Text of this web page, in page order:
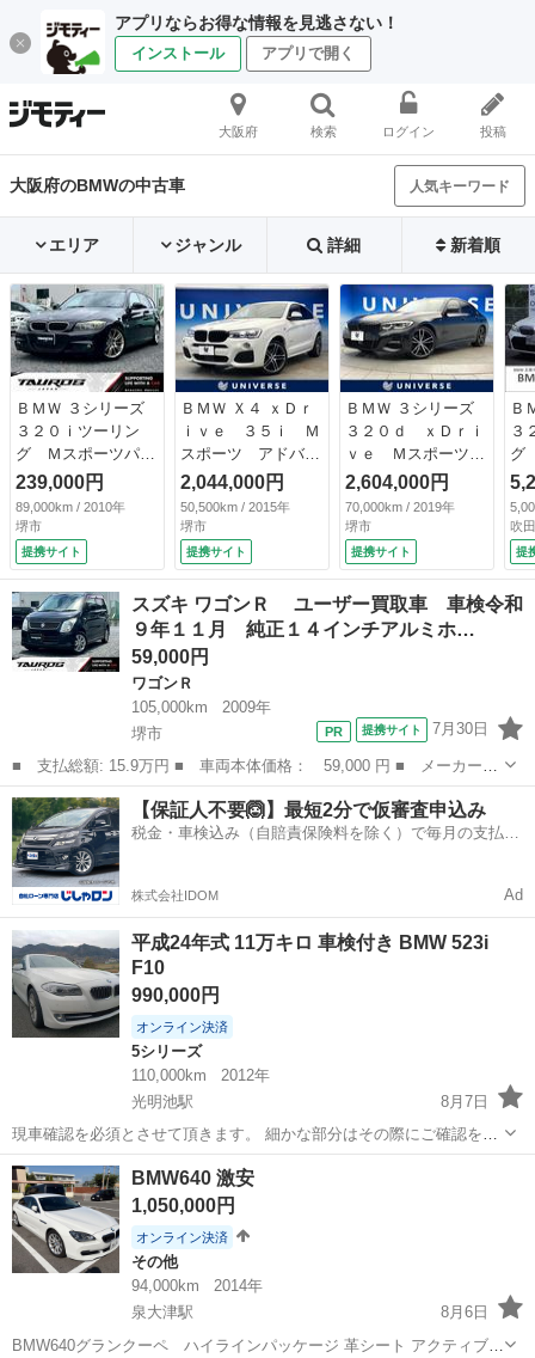
アプリならお得な情報を見逃さない！
インストール アプリで開く
大阪府 検索 ログイン 投稿
大阪府のBMWの中古車 人気キーワード
エリア ジャンル 詳細 新着順
ＢＭＷ ３シリーズ
３２０ｉツーリン
グ Ｍスポーツパッ
ケージ ユーザー買
取車 車検令和８年
１２月 ナビ 純正
１８インチアルミホ
イール オートエア
コン ＥＴＣ スマ
ートキープッシュス
タート パワーステ
アリング （検8.12）
239,000円
89,000km / 2010年
堺市
提携サイト
ＢＭＷ Ｘ４ ｘＤｒ
ｉｖｅ ３５ｉ Ｍ
スポーツ アドバン
スドアクティブセー
フティＰＫＧ サン
ルーフ ２０インチ
５本ツインスポーク
ＡＷ クリアランス
ソナー ＨＩＤヘッ
ドライト 電動リア
ゲート 純正ＨＤＤ
ナビ バックカメ
ラ フルセグＴＶ
ＥＴＣ 禁煙車
2,044,000円
50,500km / 2015年
堺市
提携サイト
ＢＭＷ ３シリーズ
３２０ｄ ｘＤｒｉ
ｖｅ Ｍスポーツ
後期モデル サンル
ーフ デビューパッ
ケージ レーダーク
ルーズコントロー
ル レーンアシス
ト クリアランスソ
ナー 前席パワーシ
ート 前席シートヒ
（車検整備付）
2,604,000円
70,000km / 2019年
堺市
提携サイト
Ｂ
３
グ
社
カ
ク
ル
ィ
ト
ト
（
吹
提
スズキ ワゴンＲ ユーザー買取車 車検令和
９年１１月 純正１４インチアルミホ…
59,000円
ワゴンＲ
105,000km
2009年
堺市
提携サイト 7月30日
■ 支払総額: 15.9万円 ■ 車両本体価格： 59,000 円 ■ メーカー
名： スズキ ■ 車種名： ワゴンＲ ■ グレード名： ユーザー
買取車 車検令和９年１１月 純正１４インチアルミホイール マニ
ュアルエアコン...
大阪 堺市 ワゴンＲ ワゴンR
【保証人不要🙆】最短2分で仮審査申込み
税金・車検込み（自賠責保険料を除く）で毎月の支払額
株式会社IDOM Ad
平成24年式 11万キロ 車検付き BMW 523i
F10
990,000円
オンライン決済
5シリーズ
110,000km
2012年
光明池駅
8月7日
現車確認を必須とさせて頂きます。 細かな部分はその際にご確認をお
願いいたします。 あんしん決済の場合、別途5%の手数料を頂きま
す。 名義変更まで、10万円をお預かりさせていただきます。 引き取り
はご自身で手配をお願いいたし...
大阪 和泉市 光明池駅 5シリーズ
BMW640 激安
1,050,000円
オンライン決済
その他
94,000km
2014年
泉大津駅
8月6日
BMW640グランクーペ ハイラインパッケージ 革シート アクティブク